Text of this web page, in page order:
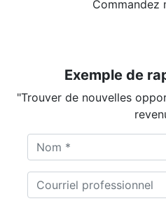
Commandez
Exemple de
"Trouver de nouvelles